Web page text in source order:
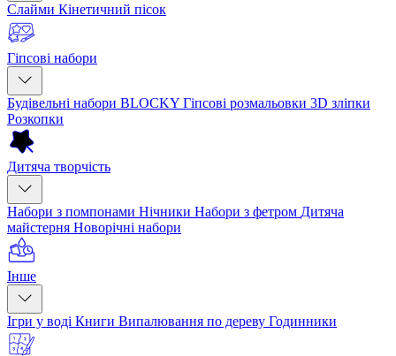
Слайми Кінетичний пісок
Гіпсові набори
Будівельні набори BLOCKY Гіпсові розмальовки 3D зліпки
Розкопки
Дитяча творчість
Набори з помпонами Нічники Набори з фетром Дитяча
майстерня Новорічні набори
Інше
Ігри у воді Книги Випалювання по дереву Годинники